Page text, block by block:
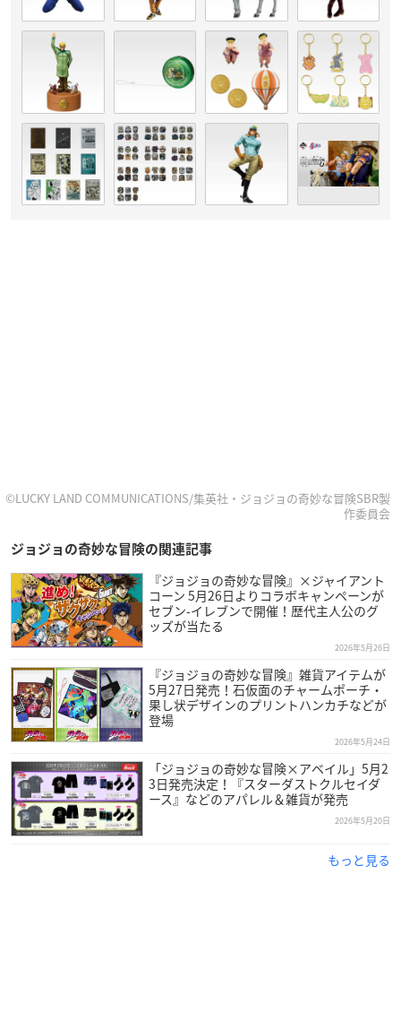
©LUCKY LAND COMMUNICATIONS/集英社・ジョジョの奇妙な冒険SBR製
作委員会
ジョジョの奇妙な冒険の関連記事
『ジョジョの奇妙な冒険』×ジャイアント
コーン 5月26日よりコラボキャンペーンが
セブン-イレブンで開催！歴代主人公のグ
ッズが当たる
2026年5月26日
『ジョジョの奇妙な冒険』雑貨アイテムが
5月27日発売！石仮面のチャームポーチ・
果し状デザインのプリントハンカチなどが
登場
2026年5月24日
「ジョジョの奇妙な冒険×アベイル」5月2
3日発売決定！『スターダストクルセイダ
ース』などのアパレル＆雑貨が発売
2026年5月20日
もっと見る